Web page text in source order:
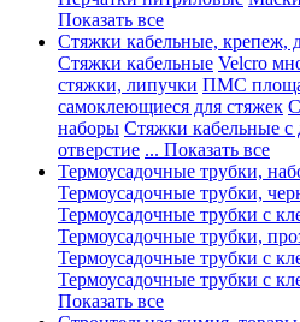
Показать все
Стяжки кабельные, крепеж,
Стяжки кабельные Velcro
стяжки, липучки ПМС
самоклеющиеся для стяжек
наборы Стяжки кабельные
отверстие ... Показать все
Термоусадочные трубки,
Термоусадочные трубки,
Термоусадочные трубки с
Термоусадочные трубки,
Термоусадочные трубки с
Термоусадочные трубки с
Показать все